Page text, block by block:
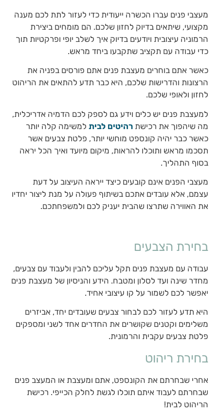
מעצבי פנים עברו הכשרה ייעודית כדי לעזור לתת לכם מענה
מקצועי, שיתאים בדיוק לחזון שלכם. הם מומחים ביצירת
הרמוניה עיצובית ויודעים בדיוק איך לשלב יופי ופרקטיות תוך
כדי עבודה עם תקציב שתקבעו ביחד מראש.
כאשר אתם בוחרים מעצבת פנים אתם פורסים בפניה את
הרצונות והדרישות שלכם, היא כבר תדע להתאים את הריהוט
לחזון ולאופי שלכם.
למעצבת פנים יש כלים וידע גם לספק לכם הדמיה אדריכלית,
מה שיהפוך את רכישת רהיטים לבית למשימה קלה יותר
כאשר כבר יהיה קונספט מוחשי יותר, פלטת צבעים אשר
תסכמו מראש ותוכלו להראות, מיקום מיועד ואיך הכל יראה
בסוף התהליך.
מעצבי הפנים אינם קובעים כיצד ייראה העיצוב על דעת
עצמם, אלא עובדים אתכם בשיתוף פעולה על מנת ליצור יחדיו
את האווירה שתרצו שהבית יעניק לכם ולמשפחתכם.
בחירת הצבעים
עבודה עם מעצבת פנים תקל עליכם להבין ולעבוד עם צבעים,
מחדר שינה ועד לסלון ומטבח. הידע והניסיון של מעצבת פנים
יאפשר לכם לשמור על קו עיצובי אחיד.
היא תדע לעזור לכם לבחור צבעים שעובדים יחד, אביזרים
משלימים וקטנים שקושרים את החדרים אחד לשני ומספקים
פלטת צבעים עקבית והרמונית.
בחירת ריהוט
אחרי שבחרתם את הקונספט, אתם ומעצבת או המעצב פנים
שבחרתם לעבוד איתם תוכלו לגשת לחלק הכייפי. רכישת
הריהוט לבית!